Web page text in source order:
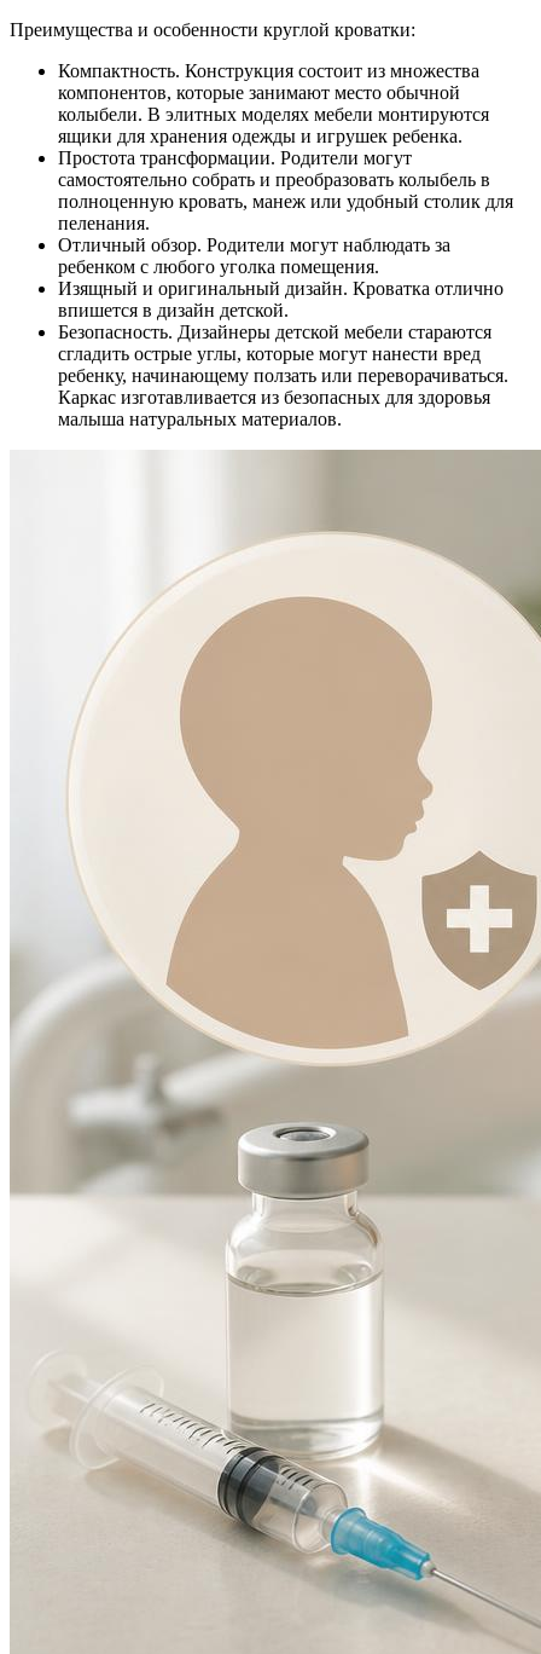
Преимущества и особенности круглой кроватки:
Компактность. Конструкция состоит из множества
компонентов, которые занимают место обычной
колыбели. В элитных моделях мебели монтируются
ящики для хранения одежды и игрушек ребенка.
Простота трансформации. Родители могут
самостоятельно собрать и преобразовать колыбель в
полноценную кровать, манеж или удобный столик для
пеленания.
Отличный обзор. Родители могут наблюдать за
ребенком с любого уголка помещения.
Изящный и оригинальный дизайн. Кроватка отлично
впишется в дизайн детской.
Безопасность. Дизайнеры детской мебели стараются
сгладить острые углы, которые могут нанести вред
ребенку, начинающему ползать или переворачиваться.
Каркас изготавливается из безопасных для здоровья
малыша натуральных материалов.